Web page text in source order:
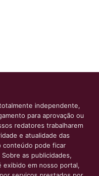
independente,
para aprovação ou
redatores trabalharem
e atualidade das
conteúdo pode ficar
as publicidades,
em nosso portal,